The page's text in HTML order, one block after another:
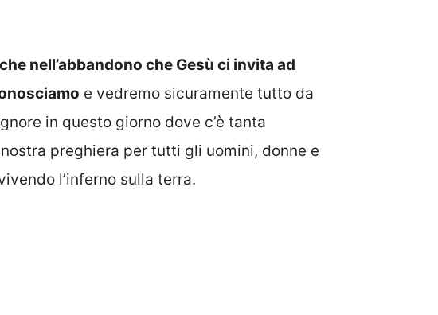
nell’abbandono che Gesù ci invita ad
e vedremo sicuramente tutto da
in questo giorno dove c’è tanta
preghiera per tutti gli uomini, donne e
l’inferno sulla terra.